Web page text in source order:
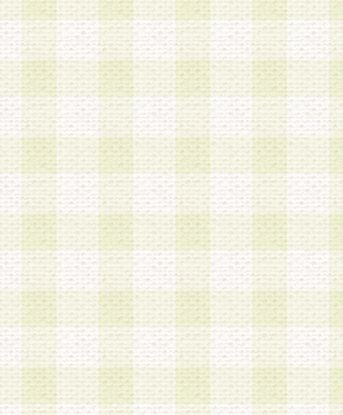
かじめ会員の同意を得たうえ
a.本サービスの実施または運営
b.本サービスに係る謝礼、景品
c.会員からの電話、メール等
d.その他これらに付随する業務
2.当社は、会員個人を識別す
会員情報を本人の承諾なく第
人を識別できる情報について
社は事前に会員本人の同意を得
3.前項の定めに拘わらず、当社
意を 得ることなく、会員個人
づき選定した委託業者に対し
できるものとします。な お、